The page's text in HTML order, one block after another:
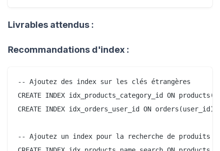
Livrables attendus :
Recommandations d'index :
-- Ajoutez des index sur les clés étrangères
CREATE INDEX idx_products_category_id ON
CREATE INDEX idx_orders_user_id ON orders(user_id);
-- Ajoutez un index pour la recherche de produits